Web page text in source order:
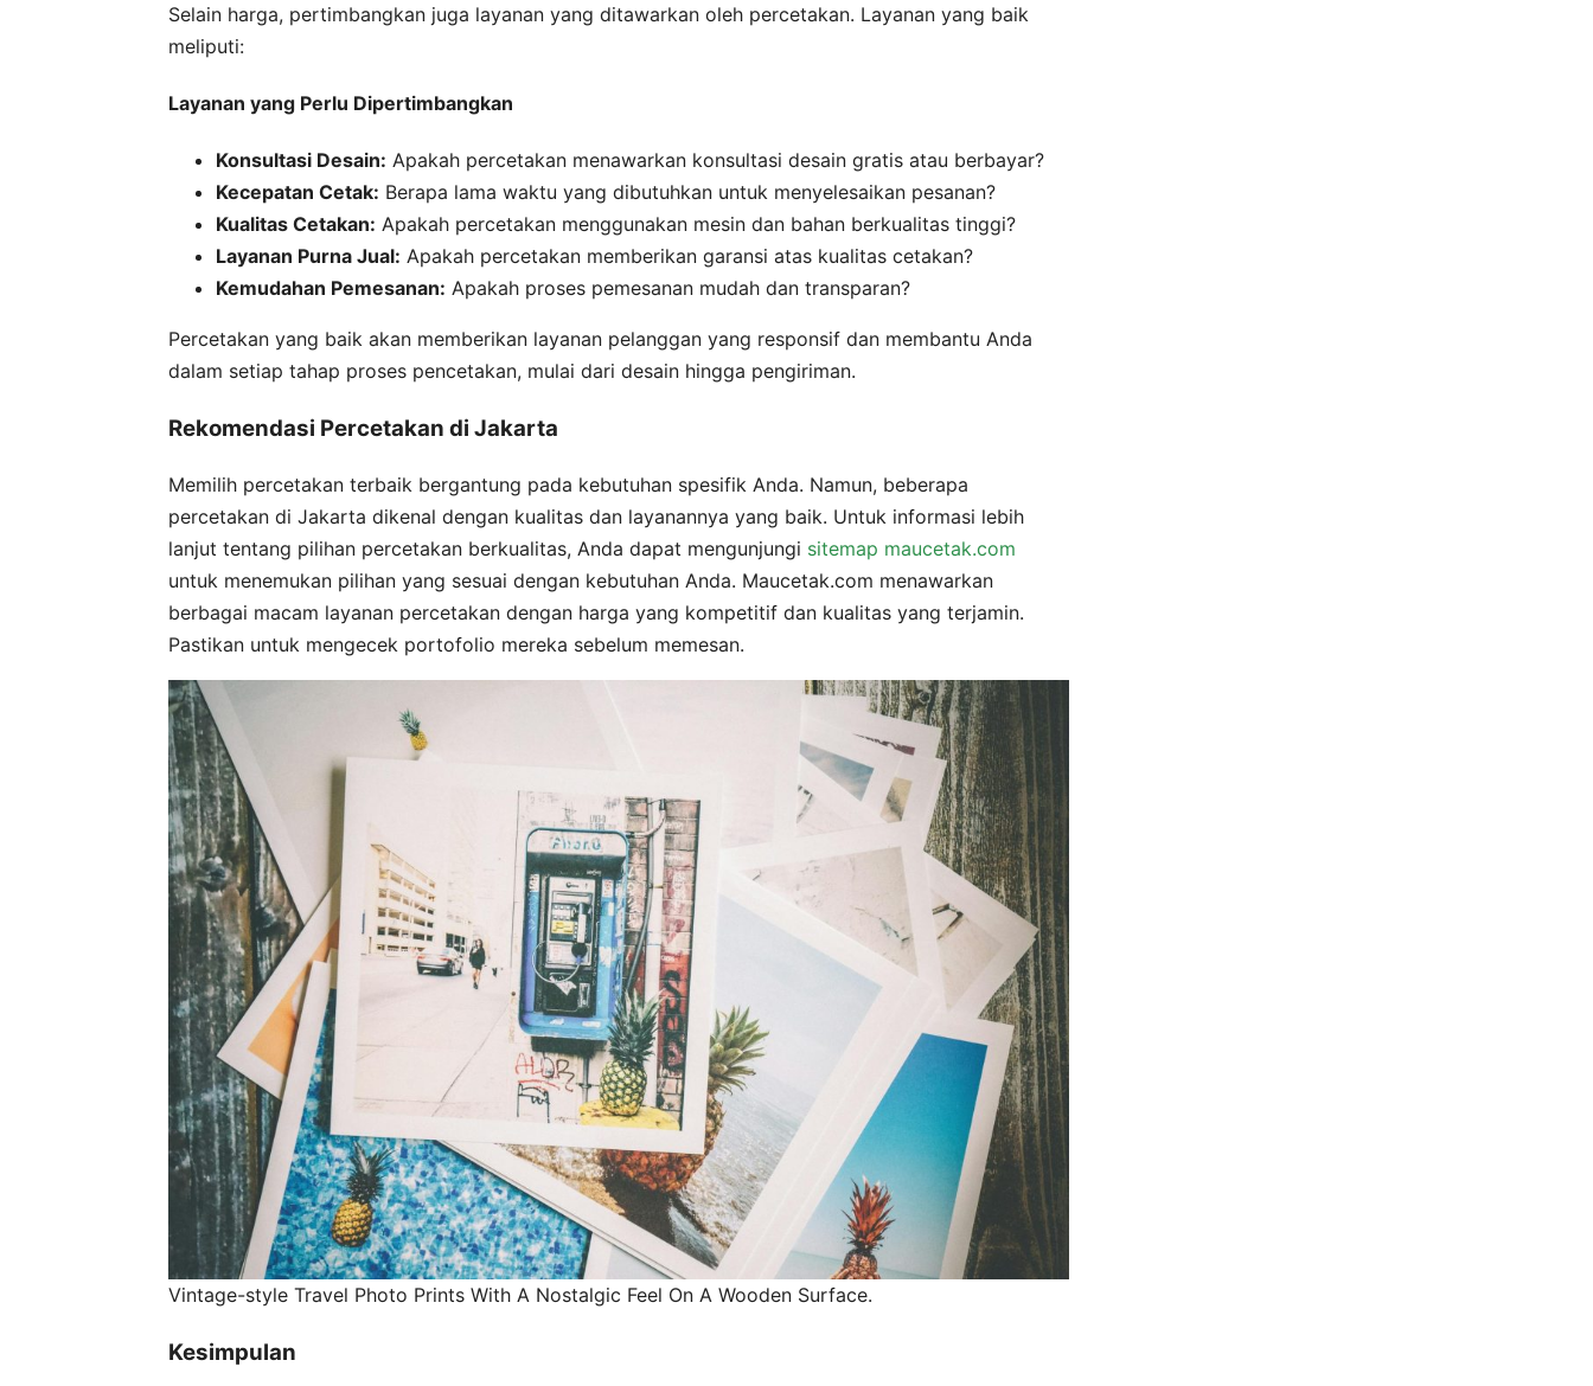
Selain harga, pertimbangkan juga layanan yang ditawarkan oleh percetakan. Layanan yang baik
meliputi:
Layanan yang Perlu Dipertimbangkan
Konsultasi Desain: Apakah percetakan menawarkan konsultasi desain gratis atau berbayar?
Kecepatan Cetak: Berapa lama waktu yang dibutuhkan untuk menyelesaikan pesanan?
Kualitas Cetakan: Apakah percetakan menggunakan mesin dan bahan berkualitas tinggi?
Layanan Purna Jual: Apakah percetakan memberikan garansi atas kualitas cetakan?
Kemudahan Pemesanan: Apakah proses pemesanan mudah dan transparan?
Percetakan yang baik akan memberikan layanan pelanggan yang responsif dan membantu Anda
dalam setiap tahap proses pencetakan, mulai dari desain hingga pengiriman.
Rekomendasi Percetakan di Jakarta
Memilih percetakan terbaik bergantung pada kebutuhan spesifik Anda. Namun, beberapa
percetakan di Jakarta dikenal dengan kualitas dan layanannya yang baik. Untuk informasi lebih
lanjut tentang pilihan percetakan berkualitas, Anda dapat mengunjungi sitemap maucetak.com
untuk menemukan pilihan yang sesuai dengan kebutuhan Anda. Maucetak.com menawarkan
berbagai macam layanan percetakan dengan harga yang kompetitif dan kualitas yang terjamin.
Pastikan untuk mengecek portofolio mereka sebelum memesan.
Vintage-style Travel Photo Prints With A Nostalgic Feel On A Wooden Surface.
Kesimpulan